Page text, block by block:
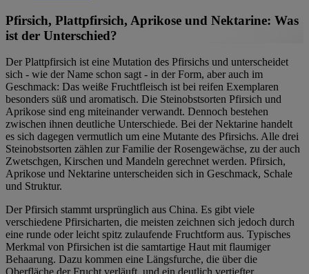
Pfirsich, Plattpfirsich, Aprikose und Nektarine: Was
ist der Unterschied?
Der Plattpfirsich ist eine Mutation des Pfirsichs und unterscheidet
sich - wie der Name schon sagt - in der Form, aber auch im
Geschmack: Das weiße Fruchtfleisch ist bei reifen Exemplaren
besonders süß und aromatisch. Die Steinobstsorten Pfirsich und
Aprikose sind eng miteinander verwandt. Dennoch bestehen
zwischen ihnen deutliche Unterschiede. Bei der Nektarine handelt
es sich dagegen vermutlich um eine Mutante des Pfirsichs. Alle drei
Steinobstsorten zählen zur Familie der Rosengewächse, zu der auch
Zwetschgen, Kirschen und Mandeln gerechnet werden. Pfirsich,
Aprikose und Nektarine unterscheiden sich in Geschmack, Schale
und Struktur.
Der Pfirsich stammt ursprünglich aus China. Es gibt viele
verschiedene Pfirsicharten, die meisten zeichnen sich jedoch durch
eine runde oder leicht spitz zulaufende Fruchtform aus. Typisches
Merkmal von Pfirsichen ist die samtartige Haut mit flaumiger
Behaarung. Dazu kommen eine Längsfurche, die über die